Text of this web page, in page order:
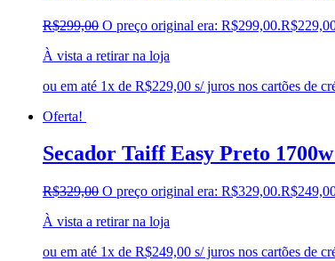
R$299,00 O preço original era: R$299,00.R$
À vista a retirar na loja
ou em até 1x de R$229,00 s/ juros nos cartões de
Oferta!
Secador Taiff Easy Preto
R$329,00 O preço original era: R$329,00.R$
À vista a retirar na loja
ou em até 1x de R$249,00 s/ juros nos cartões de